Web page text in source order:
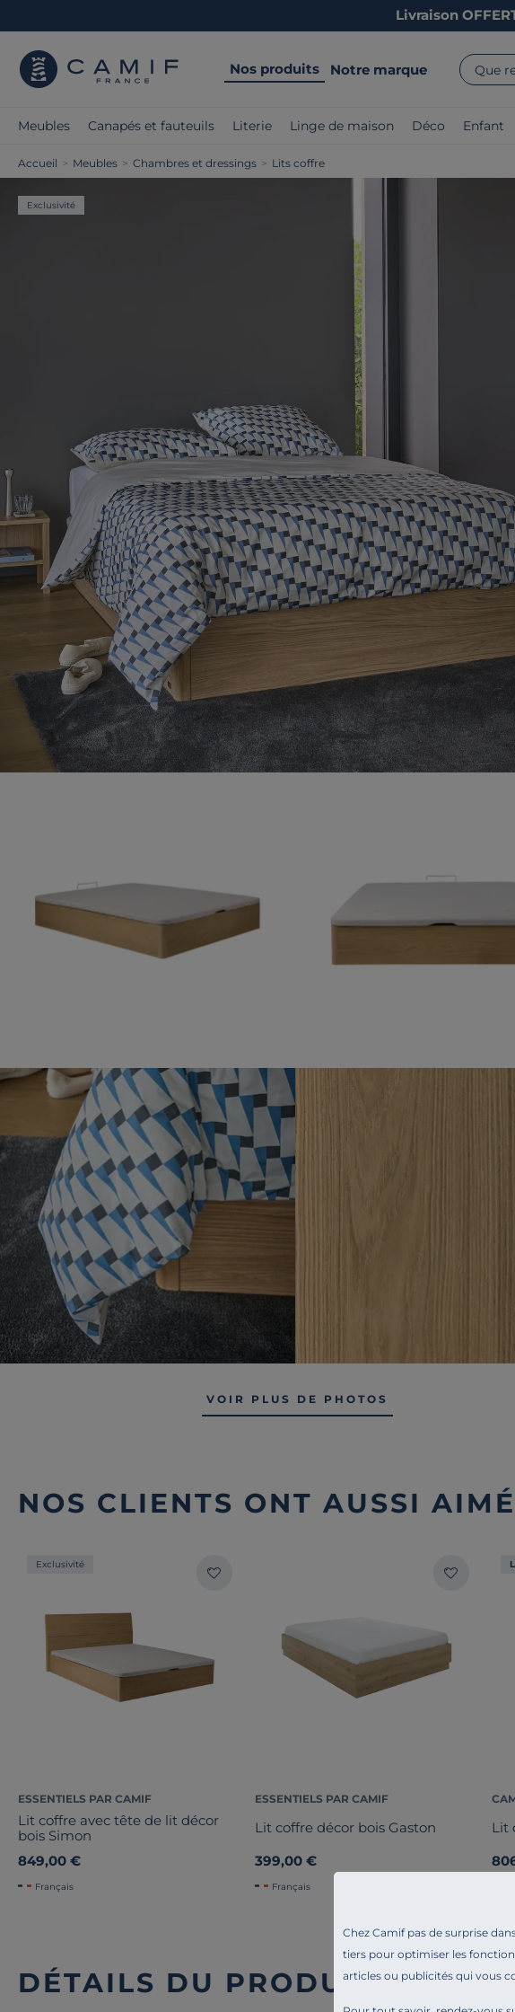
Chez Camif pas de surprise
tiers pour optimiser les
articles ou publicités qui vous
Livraison
Nos produits Notre marque Que
Meubles Canapés et fauteuils Literie Linge de maison Déco Enfant
Accueil > Meubles > Chambres et dressings > Lits coffre
Exclusivité
VOIR PLUS DE PHOTOS
NOS CLIENTS ONT AUSSI AIMÉ
Exclusivité
ESSENTIELS PAR CAMIF
Lit coffre avec tête de lit décor
bois Simon
849,00 €
Français
ESSENTIELS PAR CAMIF
Lit coffre décor bois Gaston
399,00 €
Français
Lit
DÉTAILS DU PRODUIT